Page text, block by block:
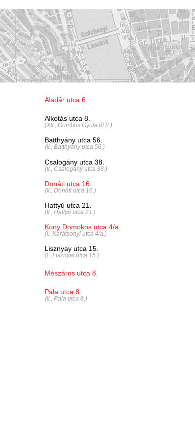
Aladár utca 6.
Alkotás utca 8.
(XII., Gömbös Gyula út 8.)
Batthyány utca 56.
(II., Batthyány utca 56.)
Csalogány utca 38.
(II., Csalogány utca 38.)
Donáti utca 16.
(II., Donáti utca 16.)
Hattyú utca 21.
(II., Hattyú utca 21.)
Kuny Domokos utca 4/a.
(I., Karátsonyi utca 4/a.)
Lisznyay utca 15.
(I., Lisznyai utca 15.)
Mészáros utca 8.
Pala utca 8.
(II., Pala utca 8.)